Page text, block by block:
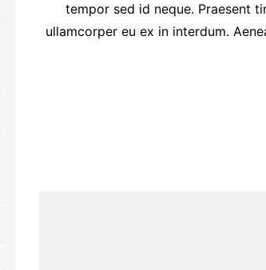
tempor sed id neque. Praesent
ullamcorper eu ex in interdum.